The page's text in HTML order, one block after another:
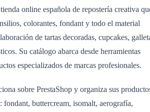
online española de repostería creativa
colorantes, fondant y todo el material
de tartas decoradas, cupcakes,
Su catálogo abarca desde herramientas
especializados de marcas profesionales.
sobre PrestaShop y organiza sus
fondant, buttercream, isomalt, aerografía,